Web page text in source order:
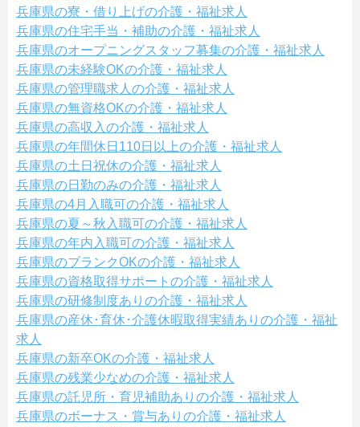
兵庫県の寮・借り上げの介護・福祉求人
兵庫県の住宅手当・補助の介護・福祉求人
兵庫県のオープニングスタッフ募集の介護・福祉求人
兵庫県の未経験OKの介護・福祉求人
兵庫県の管理職求人の介護・福祉求人
兵庫県の無資格OKの介護・福祉求人
兵庫県の高収入の介護・福祉求人
兵庫県の年間休日110日以上の介護・福祉求人
兵庫県の土日祝休の介護・福祉求人
兵庫県の日勤のみの介護・福祉求人
兵庫県の4月入職可の介護・福祉求人
兵庫県の夏～秋入職可の介護・福祉求人
兵庫県の年内入職可の介護・福祉求人
兵庫県のブランクOKの介護・福祉求人
兵庫県の資格取得サポートの介護・福祉求人
兵庫県の研修制度ありの介護・福祉求人
兵庫県の産休･育休･介護休暇取得実績ありの介護・福祉
求人
兵庫県の新卒OKの介護・福祉求人
兵庫県の残業少なめの介護・福祉求人
兵庫県の託児所・育児補助ありの介護・福祉求人
兵庫県のボーナス・賞与ありの介護・福祉求人